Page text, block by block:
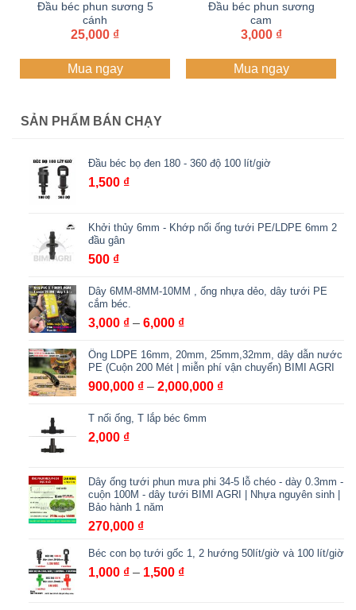
Đầu béc phun sương 5
cánh
25,000 ₫
Mua ngay
Đầu béc phun sương
cam
3,000 ₫
Mua ngay
SẢN PHẨM BÁN CHẠY
Đầu béc bọ đen 180 - 360 độ 100 lít/giờ
1,500 ₫
Khởi thủy 6mm - Khớp nối ống tưới PE/LDPE 6mm 2
đầu gân
500 ₫
Dây 6MM-8MM-10MM , ống nhựa dẻo, dây tưới PE
cắm béc.
3,000 ₫ – 6,000 ₫Khoảng
từ
3,000 ₫
đến
Ống LDPE 16mm, 20mm, 25mm,32mm, dây dẫn nước
PE (Cuộn 200 Mét | miễn phí vận chuyển) BIMI AGRI
900,000 ₫ – 2,000,000 ₫Khoảng
T nối ống, T lắp béc 6mm
2,000 ₫
Dây ống tưới phun mưa phi 34-5 lỗ chéo - dày 0.3mm -
cuộn 100M - dây tưới BIMI AGRI | Nhựa nguyên sinh |
Bảo hành 1 năm
270,000 ₫
Béc con bọ tưới gốc 1, 2 hướng 50lít/giờ và 100 lít/giờ
1,000 ₫ – 1,500 ₫Khoảng